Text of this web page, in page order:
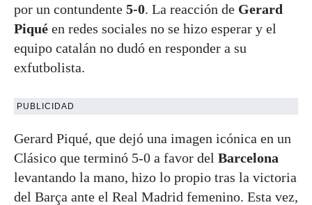
por un contundente 5-0. La reacción de Gerard
Piqué en redes sociales no se hizo esperar y el
equipo catalán no dudó en responder a su
exfutbolista.
PUBLICIDAD
Gerard Piqué, que dejó una imagen icónica en un
Clásico que terminó 5-0 a favor del Barcelona
levantando la mano, hizo lo propio tras la victoria
del Barça ante el Real Madrid femenino. Esta vez,